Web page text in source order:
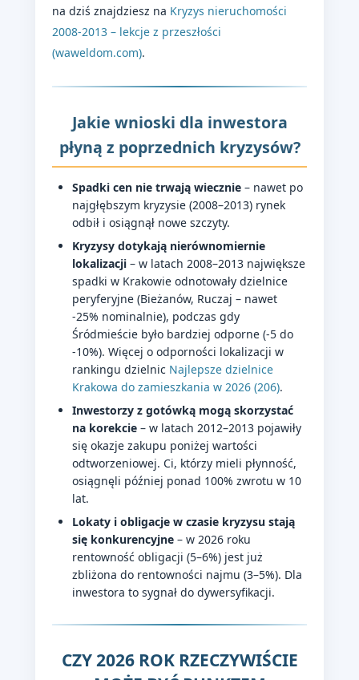
na dziś znajdziesz na Kryzys nieruchomości
2008-2013 – lekcje z przeszłości
(waweldom.com).
Jakie wnioski dla inwestora
płyną z poprzednich kryzysów?
Spadki cen nie trwają wiecznie – nawet po
najgłębszym kryzysie (2008–2013) rynek
odbił i osiągnął nowe szczyty.
Kryzysy dotykają nierównomiernie
lokalizacji – w latach 2008–2013 największe
spadki w Krakowie odnotowały dzielnice
peryferyjne (Bieżanów, Ruczaj – nawet
-25% nominalnie), podczas gdy
Śródmieście było bardziej odporne (-5 do
-10%). Więcej o odporności lokalizacji w
rankingu dzielnic Najlepsze dzielnice
Krakowa do zamieszkania w 2026 (206).
Inwestorzy z gotówką mogą skorzystać
na korekcie – w latach 2012–2013 pojawiły
się okazje zakupu poniżej wartości
odtworzeniowej. Ci, którzy mieli płynność,
osiągnęli później ponad 100% zwrotu w 10
lat.
Lokaty i obligacje w czasie kryzysu stają
się konkurencyjne – w 2026 roku
rentowność obligacji (5–6%) jest już
zbliżona do rentowności najmu (3–5%). Dla
inwestora to sygnał do dywersyfikacji.
CZY 2026 ROK RZECZYWIŚCIE